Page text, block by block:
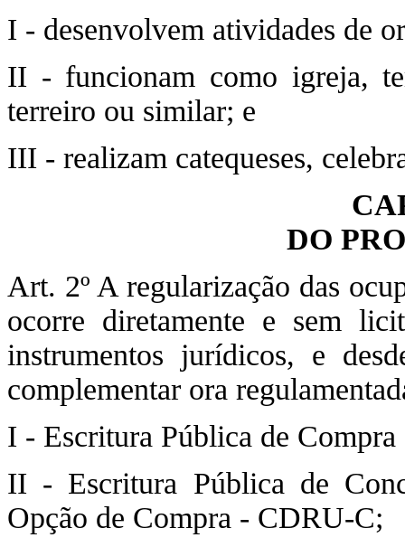
I - desenvolvem atividades de
II - funcionam como igreja,
terreiro ou similar; e
III - realizam catequeses,
DO
Art. 2º A regularização das
ocorre diretamente e sem
instrumentos jurídicos, e
complementar ora
I - Escritura Pública de
II - Escritura Pública de
Opção de Compra - CDRU-C;